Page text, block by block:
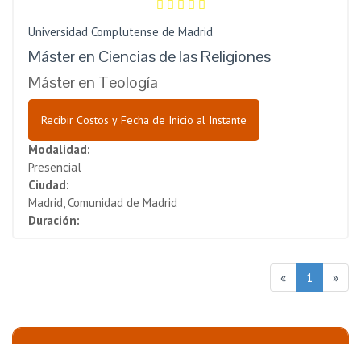
Universidad Complutense de Madrid
Máster en Ciencias de las Religiones
Máster en Teología
Recibir Costos y Fecha de Inicio al Instante
Modalidad:
Presencial
Ciudad:
Madrid, Comunidad de Madrid
Duración:
« 1 »